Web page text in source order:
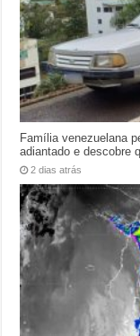
Família venezuelana
adiantado e descobre
2 dias atrás